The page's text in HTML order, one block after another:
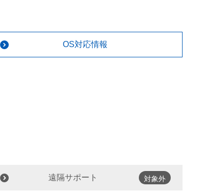
OS対応情報
遠隔サポート 対象外